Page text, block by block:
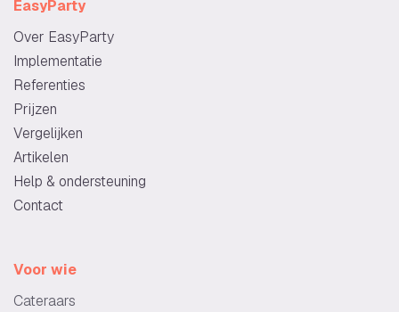
EasyParty
Over EasyParty
Implementatie
Referenties
Prijzen
Vergelijken
Artikelen
Help & ondersteuning
Contact
Voor wie
Cateraars